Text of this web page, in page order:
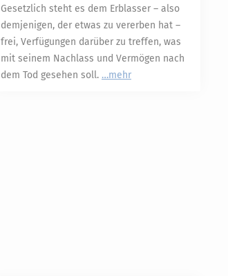
Gesetzlich steht es dem Erblasser – also
demjenigen, der etwas zu vererben hat –
frei, Verfügungen darüber zu treffen, was
mit seinem Nachlass und Vermögen nach
dem Tod gesehen soll.
mehr